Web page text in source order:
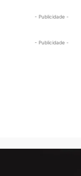
- Publicidade -
- Publicidade -